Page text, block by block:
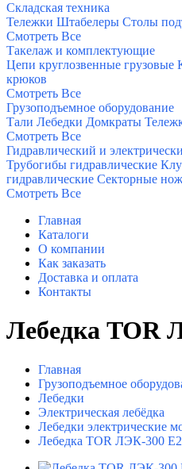
Складская техника
Тележки Штабелеры Столы
Смотреть Все
Такелаж и комплектующие
Цепи круглозвенные грузовые
крюков
Смотреть Все
Грузоподъемное оборудование
Тали Лебедки Домкраты
Смотреть Все
Гидравлический и
Трубогибы гидравлические
гидравлические Секторные
Смотреть Все
Главная
Каталоги
О компании
Как заказать
Доставка и оплата
Контакты
Лебедка TOR
Главная
Грузоподъемное
Лебедки
Электрическая лебёдка
Лебедки электрические
Лебедка TOR ЛЭК-300